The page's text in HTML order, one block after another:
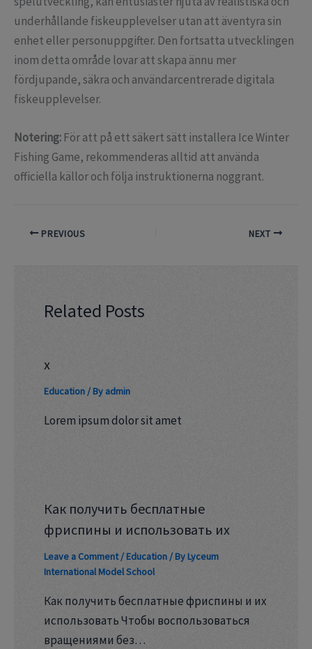
underhållande fiskeupplevelser utan att äventyra sin
enhet eller personuppgifter. Den fortsatta utvecklingen
inom detta område lovar att skapa ännu mer
fördjupande, säkra och användarcentrerade digitala
fiskeupplevelser.
Notering: För att på ett säkert sätt installera Ice Winter
Fishing Game, rekommenderas alltid att använda
officiella källor och följa instruktionerna noggrant.
PREVIOUS NEXT
Related Posts
x
Education/ By admin
Lorem ipsum dolor sit amet
Как получить бесплатные
фриспины и использовать их
Leave a Comment /Education/ ByLyceum
International Model School
Как получить бесплатные фриспины и их
использовать Чтобы воспользоваться
вращениями без…